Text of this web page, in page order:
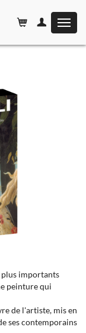
le
menu
plus importants
peinture qui
de l'artiste, mis en
ses contemporains